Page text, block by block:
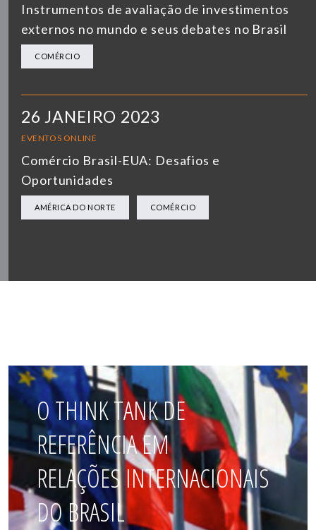
Instrumentos de avaliação de investimentos
externos no mundo e seus debates no Brasil
COMÉRCIO
26 JANEIRO 2023
EVENTOS ONLINE
Comércio Brasil-EUA: Desafios e
Oportunidades
AMÉRICA DO NORTE COMÉRCIO
O THINK TANK DE
REFERÊNCIA EM
RELAÇÕES INTERNACIONAIS
DO BRASIL